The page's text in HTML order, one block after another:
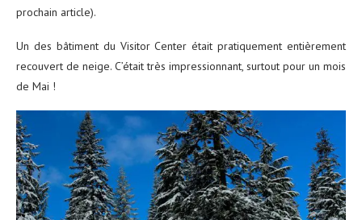
prochain article).
Un des bâtiment du Visitor Center était pratiquement entièrement
recouvert de neige. C’était très impressionnant, surtout pour un mois
de Mai !